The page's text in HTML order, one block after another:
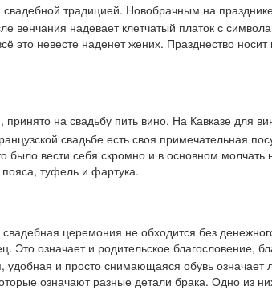
традицией. Новобрачным на
венчания надевает клетчатый платок с
это невесте наденет жених. Празднество
на свадьбу пить вино. На Кавказе для
свадьбе есть своя примечательная
было вести себя скромно и в основном
туфель и фартука.
церемония не обходится без
означает и родительское благословение,
удобная и просто снимающаяся обувь
означают разные детали брака. Одно из